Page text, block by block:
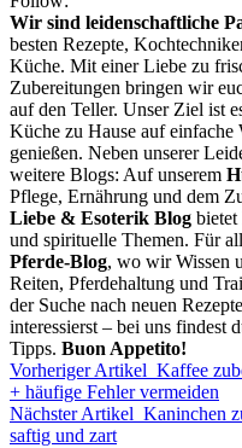
Wir sind leidenschaftliche
besten Rezepte,
Küche. Mit einer Liebe zu
Zubereitungen bringen wir
auf den Teller. Unser Ziel ist
Küche zu Hause auf einfache
genießen. Neben unserer
weitere Blogs: Auf unserem
Pflege, Ernährung und dem
Liebe & Esoterik Blog
und spirituelle Themen. Für
Pferde-Blog, wo wir Wissen
Reiten, Pferdehaltung und
der Suche nach neuen
interessierst – bei uns findest
Tipps. Buon Appetito!
Vorheriger Artikel Kaffee
+ häufige Fehler vermeiden
Nächster Artikel Kaninchen
saftig und zart